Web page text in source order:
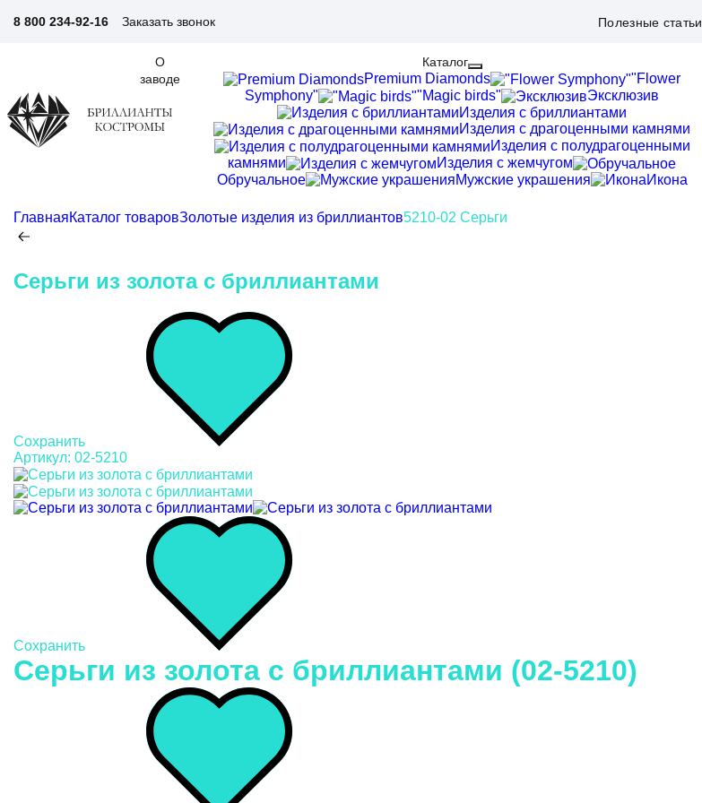
8 800 234-92-16 Заказать звонок Полезные статьи
О
заводе
Каталог
Premium Diamonds
"Flower
Symphony"
"Magic birds"
Эксклюзив
Изделия с бриллиантами
Изделия с драгоценными камнями
Изделия с полудрагоценными
камнями
Изделия с жемчугом
Обручальное
Мужские украшения Икона
ГлавнаяКаталог товаровЗолотые изделия из бриллиантов5210-02 Серьги
Серьги из золота c бриллиантами
Сохранить
Артикул: 02-5210
Сохранить
Серьги из золота c бриллиантами (02-5210)